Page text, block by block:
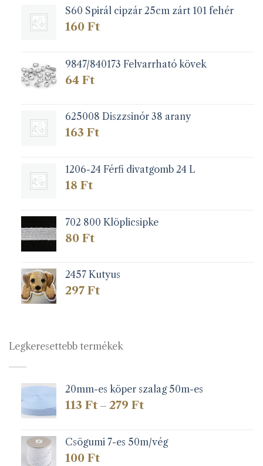
S60 Spirál cipzár 25cm zárt 101 fehér
160 Ft
9847/840173 Felvarrható kövek
64 Ft
625008 Diszzsinór 38 arany
163 Ft
1206-24 Férfi divatgomb 24 L
18 Ft
702 800 Klöplicsipke
80 Ft
2457 Kutyus
297 Ft
Legkeresettebb termékek
20mm-es köper szalag 50m-es
113 Ft – 279 FtÁrtartomány:
279 Ft
Csögumi 7-es 50m/vég
100 Ft